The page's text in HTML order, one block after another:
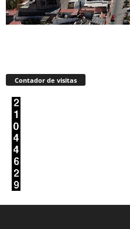
Contador de visitas